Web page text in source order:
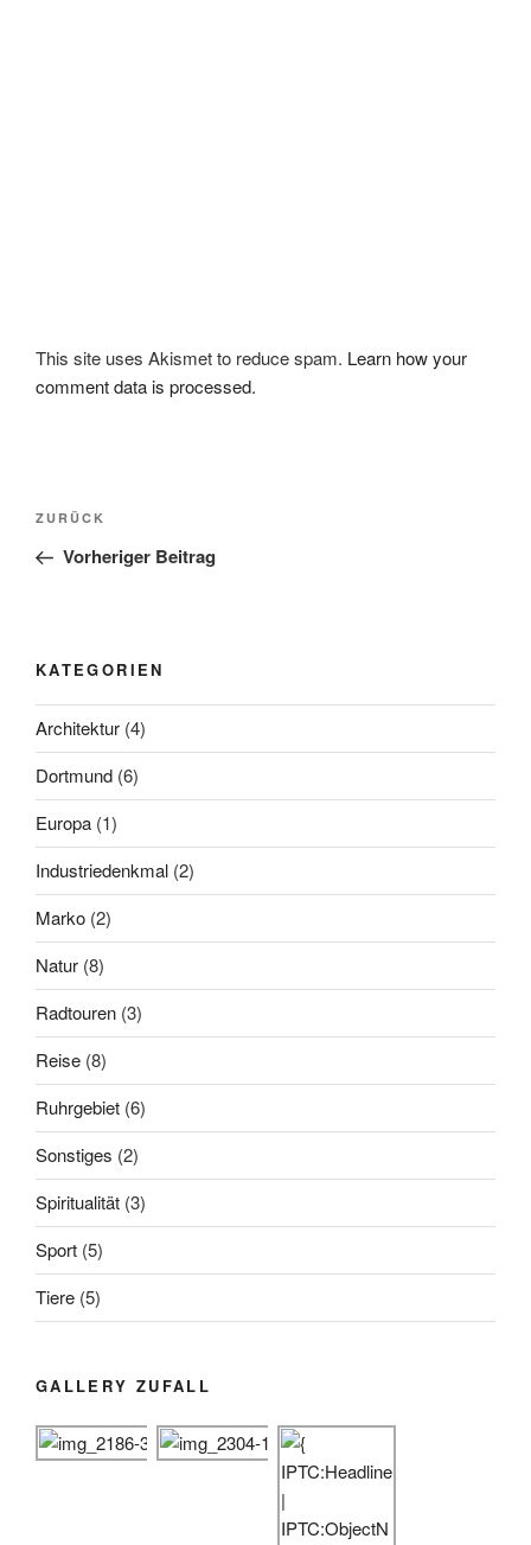
This site uses Akismet to reduce spam. Learn how your
comment data is processed.
Beitragsnavigation
Vorheriger
Beitrag
ZURÜCK
Vorheriger Beitrag
KATEGORIEN
Architektur (4)
Dortmund (6)
Europa (1)
Industriedenkmal (2)
Marko (2)
Natur (8)
Radtouren (3)
Reise (8)
Ruhrgebiet (6)
Sonstiges (2)
Spiritualität (3)
Sport (5)
Tiere (5)
GALLERY ZUFALL